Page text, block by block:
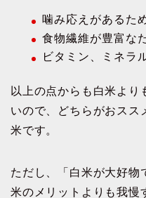
噛み応えがあるた
食物繊維が豊富な
ビタミン、ミネラ
以上の点からも白米より
いので、どちらがおスス
米です。
ただし、「白米が大好物
米のメリットよりも我慢